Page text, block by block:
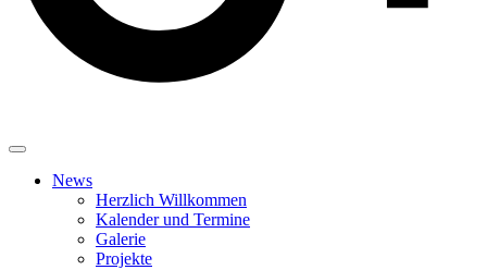
News
Herzlich Willkommen
Kalender und Termine
Galerie
Projekte